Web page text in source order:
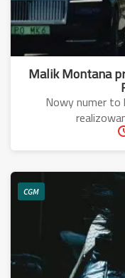
Malik Montana
Nowy numer to
CGM